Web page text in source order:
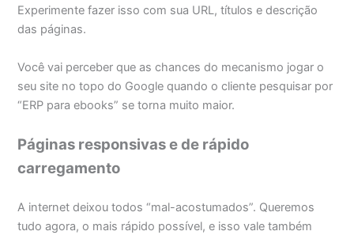
Experimente fazer isso com sua URL, títulos e descrição
das páginas.
Você vai perceber que as chances do mecanismo jogar o
seu site no topo do Google quando o cliente pesquisar por
“ERP para ebooks” se torna muito maior.
Páginas responsivas e de rápido
carregamento
A internet deixou todos “mal-acostumados”. Queremos
tudo agora, o mais rápido possível, e isso vale também